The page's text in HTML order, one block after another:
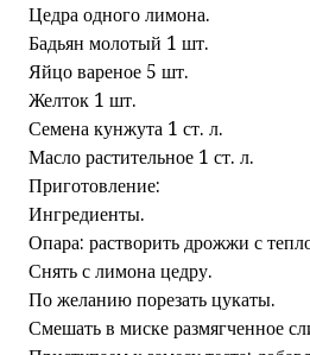
Цедра одного лимона.
Бадьян молотый 1 шт.
Яйцо вареное 5 шт.
Желток 1 шт.
Семена кунжута 1 ст. л.
Масло растительное 1 ст. л.
Приготовление:
Ингредиенты.
Опара: растворить дрожжи с
Снять с лимона цедру.
По желанию порезать цукаты.
Смешать в миске размягченное